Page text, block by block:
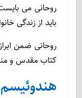
روحانی می
باید از زندگی
روحانی ضمن
کتاب مقدس و